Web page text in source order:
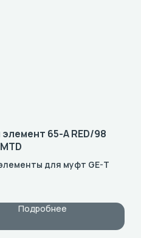
65-A RED/98
для муфт GE-T
Подробнее